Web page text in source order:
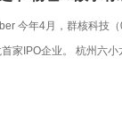
今年4月，群核科技
家IPO企业。 杭州六
云深处科技、强脑科
注。 群核科技主业从